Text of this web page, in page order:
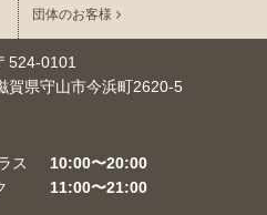
団体のお客様
524-0101
賀県守山市今浜町2620-5
ス
10:00〜20:00
11:00〜21:00